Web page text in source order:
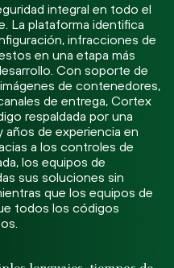
integral en todo el
La plataforma identifica
infracciones de
en una etapa más
Con soporte de
de contenedores,
de entrega, Cortex
respaldada por una
de experiencia en
a los controles de
los equipos de
sus soluciones sin
que los equipos de
todos los códigos